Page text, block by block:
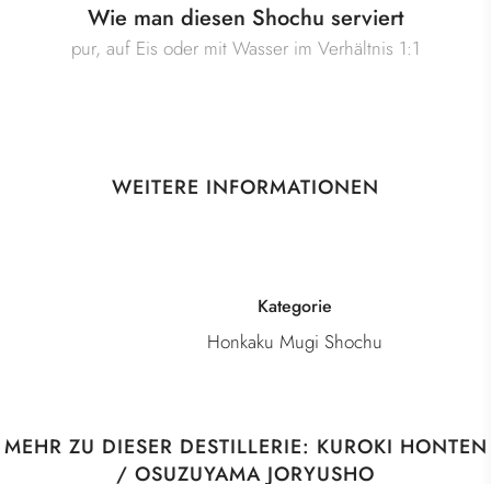
Wie man diesen Shochu serviert
pur, auf Eis oder mit Wasser im Verhältnis 1:1
WEITERE INFORMATIONEN
Kategorie
Honkaku Mugi Shochu
MEHR ZU DIESER DESTILLERIE: KUROKI HONTEN
/ OSUZUYAMA JORYUSHO